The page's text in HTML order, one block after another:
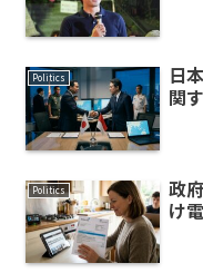
Politics
日
関
Politics
政
け